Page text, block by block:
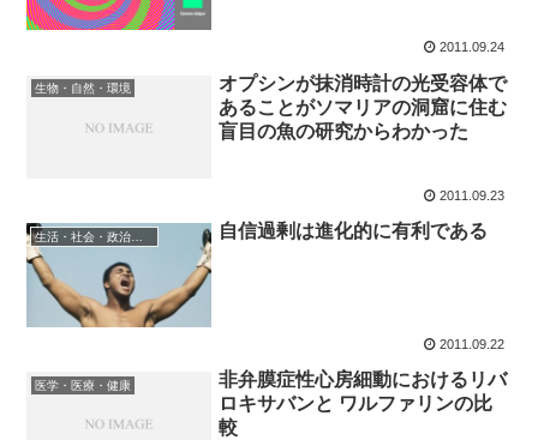
2011.09.24
生物・自然・環境
オプシンが抹消時計の光受容体で
あることがソマリアの洞窟に住む
盲目の魚の研究からわかった
2011.09.23
生活・社会・政治・経済 自信過剰は進化的に有利である
2011.09.22
医学・医療・健康
非弁膜症性心房細動におけるリバ
ロキサバンと ワルファリンの比
較